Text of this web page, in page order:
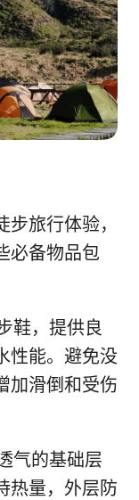
旅行体验，
必备物品包
鞋，提供良
性能。避免没
加滑倒和受伤
气的基础层
热量，外层防